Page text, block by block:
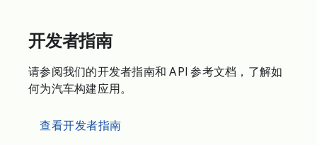
开发者指南
请参阅我们的开发者指南和 API 参考文档，了解如
何为汽车构建应用。
查看开发者指南